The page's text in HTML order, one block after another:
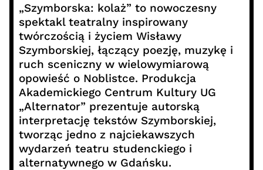
„Szymborska: kolaż” to nowoczesny
spektakl teatralny inspirowany
twórczością i życiem Wisławy
Szymborskiej, łączący poezję, muzykę i
ruch sceniczny w wielowymiarową
opowieść o Noblistce. Produkcja
Akademickiego Centrum Kultury UG
„Alternator” prezentuje autorską
interpretację tekstów Szymborskiej,
tworząc jedno z najciekawszych
wydarzeń teatru studenckiego i
alternatywnego w Gdańsku.